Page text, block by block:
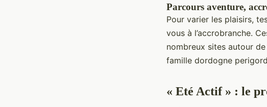
Parcours aventure,
Pour varier les plaisirs,
vous à l’accrobranche.
nombreux sites autour
famille dordogne
« Eté Actif » : le